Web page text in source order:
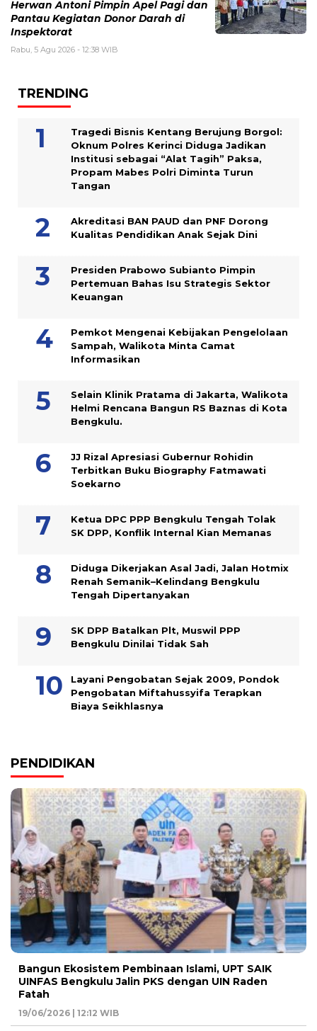
Herwan Antoni Pimpin Apel Pagi dan
Pantau Kegiatan Donor Darah di
Inspektorat
Rabu, 5 Agu 2026 - 12:38 WIB
TRENDING
Tragedi Bisnis Kentang Berujung Borgol:
Oknum Polres Kerinci Diduga Jadikan
Institusi sebagai “Alat Tagih” Paksa,
Propam Mabes Polri Diminta Turun
Tangan
Akreditasi BAN PAUD dan PNF Dorong
Kualitas Pendidikan Anak Sejak Dini
Presiden Prabowo Subianto Pimpin
Pertemuan Bahas Isu Strategis Sektor
Keuangan
Pemkot Mengenai Kebijakan Pengelolaan
Sampah, Walikota Minta Camat
Informasikan
Selain Klinik Pratama di Jakarta, Walikota
Helmi Rencana Bangun RS Baznas di Kota
Bengkulu.
JJ Rizal Apresiasi Gubernur Rohidin
Terbitkan Buku Biography Fatmawati
Soekarno
Ketua DPC PPP Bengkulu Tengah Tolak
SK DPP, Konflik Internal Kian Memanas
Diduga Dikerjakan Asal Jadi, Jalan Hotmix
Renah Semanik–Kelindang Bengkulu
Tengah Dipertanyakan
SK DPP Batalkan Plt, Muswil PPP
Bengkulu Dinilai Tidak Sah
Layani Pengobatan Sejak 2009, Pondok
Pengobatan Miftahussyifa Terapkan
Biaya Seikhlasnya
PENDIDIKAN
Bangun Ekosistem Pembinaan Islami, UPT SAIK
UINFAS Bengkulu Jalin PKS dengan UIN Raden
Fatah
19/06/2026 | 12:12 WIB